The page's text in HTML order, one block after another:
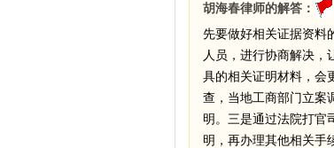
胡海春律师的解答：
先要做好相关证据资料
人员，进行协商解决，
具的相关证明材料，会
查，当地工商部门立案
明。三是通过法院打官
明，再办理其他相关